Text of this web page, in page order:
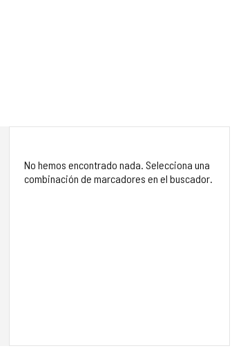
No hemos encontrado nada. Selecciona una
combinación de marcadores en el buscador.